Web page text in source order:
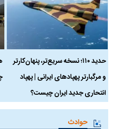
حدید ۱۱۰؛ نسخه سریع‌تر، پنهان‌کارتر
و مرگبارتر پهپادهای ایرانی | پهپاد
انتحاری جدید ایران چیست؟
حوادث